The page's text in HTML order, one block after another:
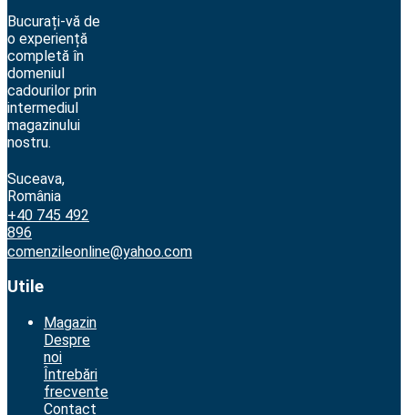
Bucurați-vă de
o experiență
completă în
domeniul
cadourilor prin
intermediul
magazinului
nostru.
Suceava,
România
+40 745 492
896
comenzileonline@yahoo.com
Utile
Magazin
Despre
noi
Întrebări
frecvente
Contact